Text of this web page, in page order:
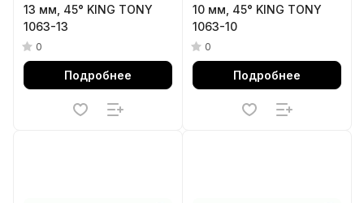
13 мм, 45° KING TONY
1063-13
0
Подробнее
10 мм, 45° KING TONY
1063-10
0
Подробнее